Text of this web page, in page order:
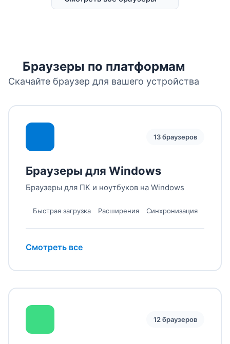
Браузеры по платформам
Скачайте браузер для вашего устройства
13 браузеров
Браузеры для Windows
Браузеры для ПК и ноутбуков на Windows
Быстрая загрузка Расширения Синхронизация
Смотреть все
12 браузеров